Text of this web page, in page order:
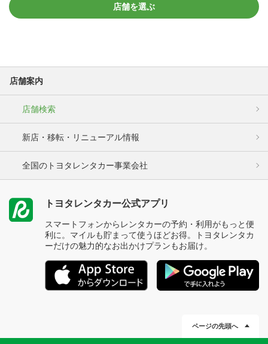
店舗を選ぶ
店舗案内
店舗検索
新店・移転・リニューアル情報
全国のトヨタレンタカー事業会社
トヨタレンタカー公式アプリ
スマートフォンからレンタカーの予約・利用がもっと便
利に。マイルも貯まって使うほどお得。トヨタレンタカ
ーだけの魅力的なお出かけプランもお届け。
ページの先頭へ